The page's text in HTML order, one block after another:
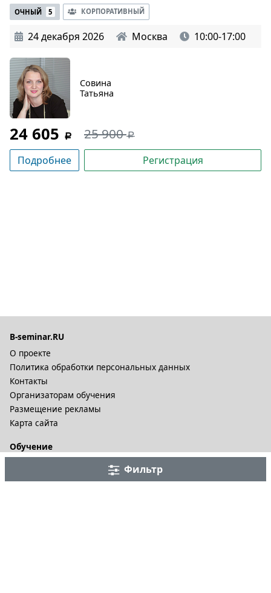
Фильтр
ОЧНЫЙ 5 КОРПОРАТИВНЫЙ
24 декабря 2026 Москва 10:00-17:00
Совина
Татьяна
24 605 25 900
Подробнее Регистрация
B-seminar.RU
О проекте
Политика обработки персональных данных
Контакты
Организаторам обучения
Размещение рекламы
Карта сайта
Обучение
Дистационное обучение и видеокурсы